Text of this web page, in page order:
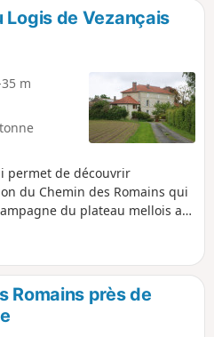
de Vezançais
m
permet de découvrir
du Chemin des Romains qui
du plateau mellois au
le magnifique Logis de
et ses douves.
Romains près de